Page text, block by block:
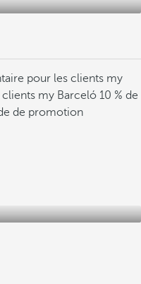
pour les clients my
clients my Barceló 10 % de
de promotion